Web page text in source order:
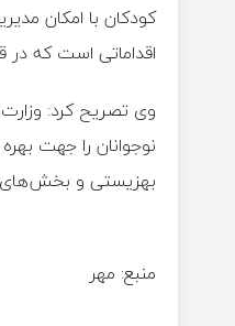
کودکان با امکان
اقداماتی است که
وی تصریح کرد:
نوجوانان را جهت
بهزیستی و
منبع: مهر